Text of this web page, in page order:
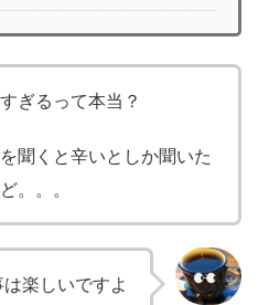
ぎるって本当？
聞くと辛いとしか聞いた
。。。
楽しいですよ